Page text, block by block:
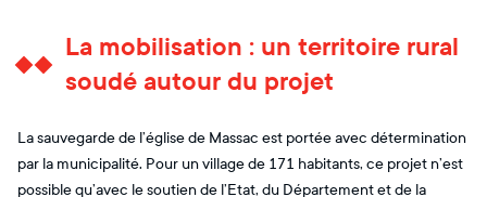
La mobilisation : un territoire rural
soudé autour du projet
La sauvegarde de l’église de Massac est portée avec détermination
par la municipalité. Pour un village de 171 habitants, ce projet n’est
possible qu’avec le soutien de l’Etat, du Département et de la